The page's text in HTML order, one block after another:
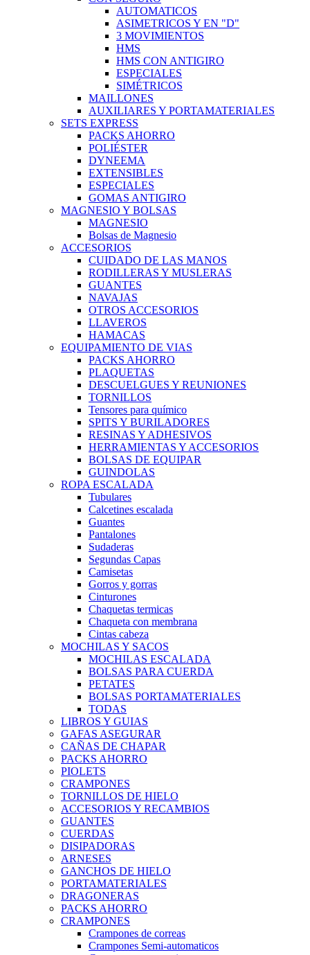
AUTOMATICOS
ASIMETRICOS Y EN "D"
3 MOVIMIENTOS
HMS
HMS CON ANTIGIRO
ESPECIALES
SIMÉTRICOS
MAILLONES
AUXILIARES Y PORTAMATERIALES
SETS EXPRESS
PACKS AHORRO
POLIÉSTER
DYNEEMA
EXTENSIBLES
ESPECIALES
GOMAS ANTIGIRO
MAGNESIO Y BOLSAS
MAGNESIO
Bolsas de Magnesio
ACCESORIOS
CUIDADO DE LAS MANOS
RODILLERAS Y MUSLERAS
GUANTES
NAVAJAS
OTROS ACCESORIOS
LLAVEROS
HAMACAS
EQUIPAMIENTO DE VIAS
PACKS AHORRO
PLAQUETAS
DESCUELGUES Y REUNIONES
TORNILLOS
Tensores para químico
SPITS Y BURILADORES
RESINAS Y ADHESIVOS
HERRAMIENTAS Y ACCESORIOS
BOLSAS DE EQUIPAR
GUINDOLAS
ROPA ESCALADA
Tubulares
Calcetines escalada
Guantes
Pantalones
Sudaderas
Segundas Capas
Camisetas
Gorros y gorras
Cinturones
Chaquetas termicas
Chaqueta con membrana
Cintas cabeza
MOCHILAS Y SACOS
MOCHILAS ESCALADA
BOLSAS PARA CUERDA
PETATES
BOLSAS PORTAMATERIALES
TODAS
LIBROS Y GUIAS
GAFAS ASEGURAR
CAÑAS DE CHAPAR
PACKS AHORRO
PIOLETS
CRAMPONES
TORNILLOS DE HIELO
ACCESORIOS Y RECAMBIOS
GUANTES
CUERDAS
DISIPADORAS
ARNESES
GANCHOS DE HIELO
PORTAMATERIALES
DRAGONERAS
PACKS AHORRO
CRAMPONES
Crampones de correas
Crampones Semi-automaticos